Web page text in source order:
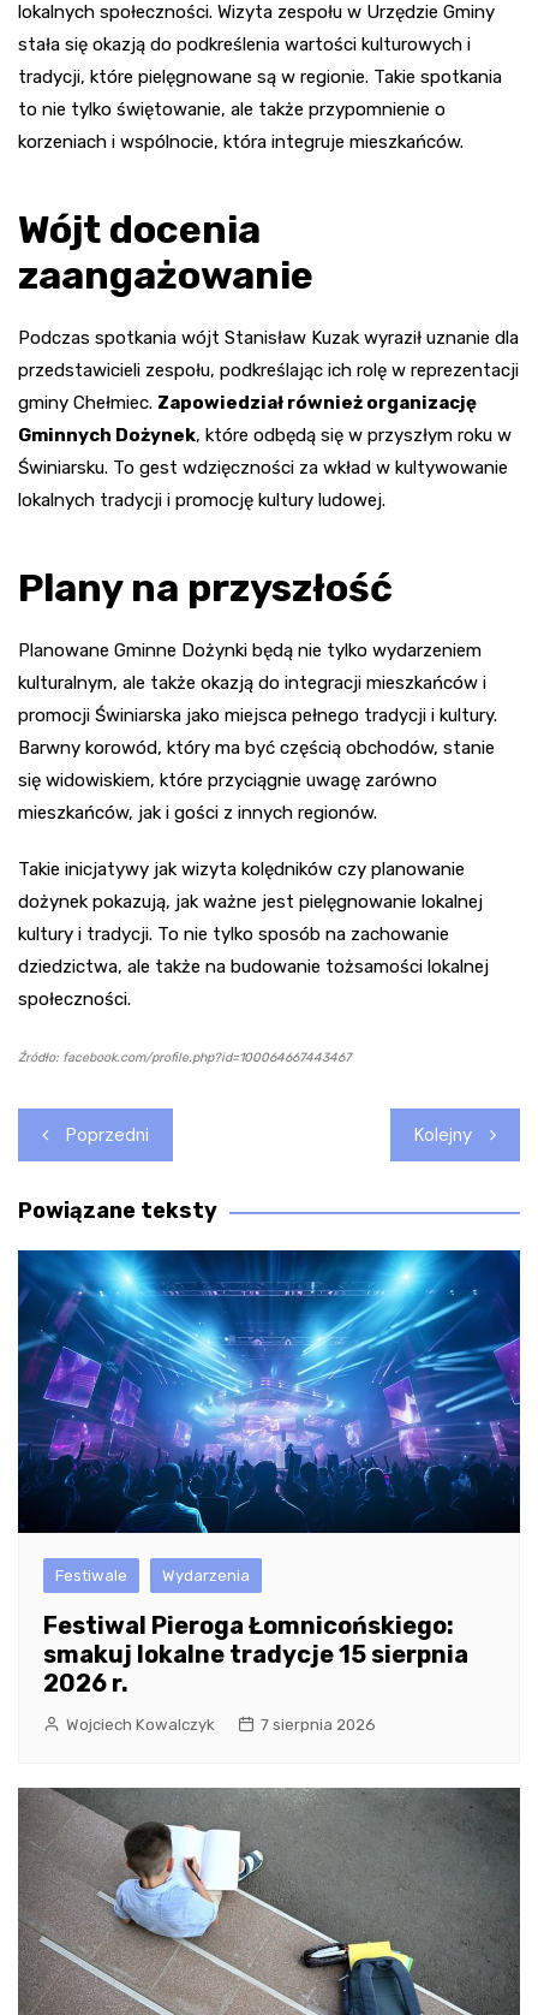
lokalnych społeczności. Wizyta zespołu w Urzędzie Gminy
stała się okazją do podkreślenia wartości kulturowych i
tradycji, które pielęgnowane są w regionie. Takie spotkania
to nie tylko świętowanie, ale także przypomnienie o
korzeniach i wspólnocie, która integruje mieszkańców.
Wójt docenia
zaangażowanie
Podczas spotkania wójt Stanisław Kuzak wyraził uznanie dla
przedstawicieli zespołu, podkreślając ich rolę w reprezentacji
gminy Chełmiec. Zapowiedział również organizację
Gminnych Dożynek, które odbędą się w przyszłym roku w
Świniarsku. To gest wdzięczności za wkład w kultywowanie
lokalnych tradycji i promocję kultury ludowej.
Plany na przyszłość
Planowane Gminne Dożynki będą nie tylko wydarzeniem
kulturalnym, ale także okazją do integracji mieszkańców i
promocji Świniarska jako miejsca pełnego tradycji i kultury.
Barwny korowód, który ma być częścią obchodów, stanie
się widowiskiem, które przyciągnie uwagę zarówno
mieszkańców, jak i gości z innych regionów.
Takie inicjatywy jak wizyta kolędników czy planowanie
dożynek pokazują, jak ważne jest pielęgnowanie lokalnej
kultury i tradycji. To nie tylko sposób na zachowanie
dziedzictwa, ale także na budowanie tożsamości lokalnej
społeczności.
Źródło: facebook.com/profile.php?id=100064667443467
Nawigacja
wpisu
Poprzedni Kolejny
Powiązane teksty
Festiwale Wydarzenia
Festiwal Pieroga Łomnicońskiego:
smakuj lokalne tradycje 15 sierpnia
2026 r.
Wojciech Kowalczyk 7 sierpnia 2026